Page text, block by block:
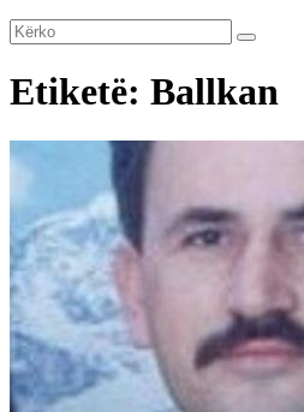
Etiketë: Ballkan